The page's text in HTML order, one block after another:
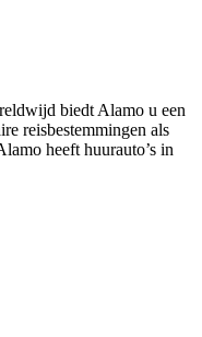
biedt Alamo u een
reisbestemmingen als
heeft huurauto’s in